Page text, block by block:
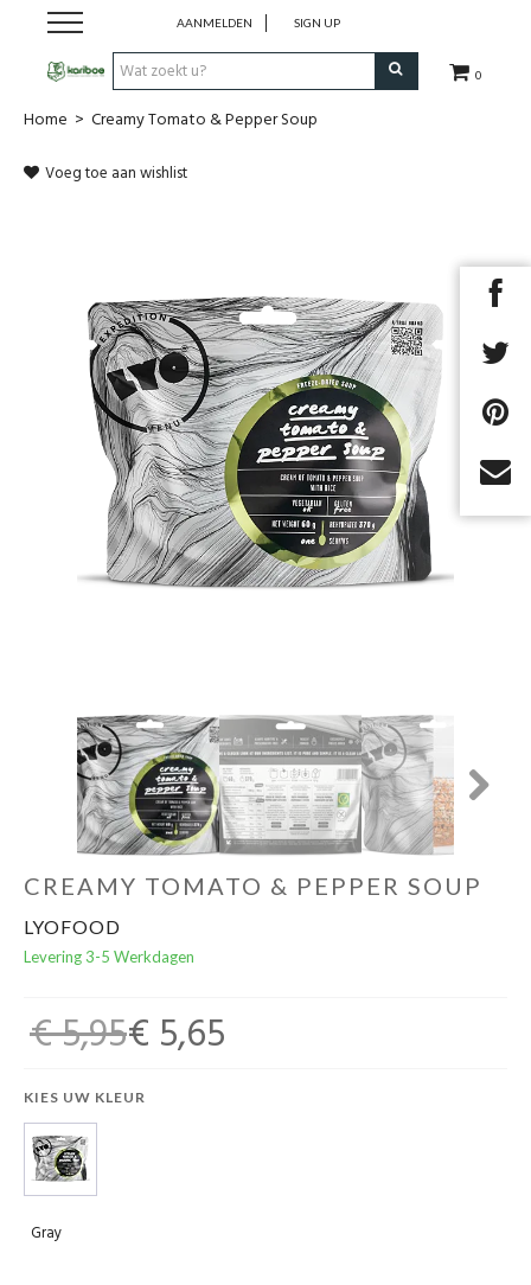
0
AANMELDEN SIGN UP
Cadeaubon
Rugzakken
Keuken
Voeding
Klimmen
Schoenen
Promo
Home > Creamy Tomato & Pepper Soup
Voeg toe aan wishlist
Next
CREAMY TOMATO & PEPPER SOUP
LYOFOOD
Levering 3-5 Werkdagen
€ 5,95€ 5,65
KIES UW KLEUR
Gray